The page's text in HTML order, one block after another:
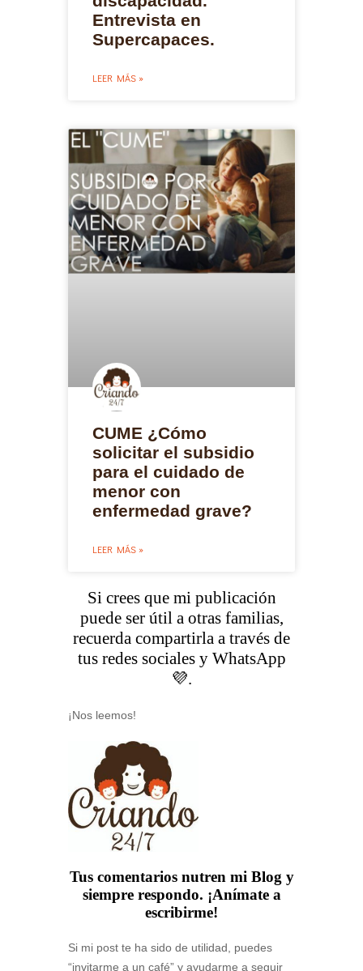
Entrevista en
Supercapaces.
LEER MÁS »
CUME ¿Cómo
solicitar el subsidio
para el cuidado de
menor con
enfermedad grave?
LEER MÁS »
Si crees que mi publicación
puede ser útil a otras familias,
recuerda compartirla a través de
tus redes sociales y WhatsApp
💜.
¡Nos leemos!
Tus comentarios nutren mi Blog y
siempre respondo. ¡Anímate a
escribirme!
Si mi post te ha sido de utilidad, puedes
“invitarme a un café” y ayudarme a seguir